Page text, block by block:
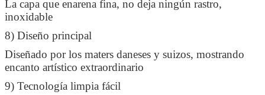
La capa que enarena fina, no deja ningún rastro,
inoxidable
8) Diseño principal
Diseñado por los maters daneses y suizos, mostrando
encanto artístico extraordinario
9) Tecnología limpia fácil